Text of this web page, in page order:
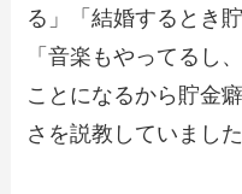
る」「結婚するとき
「音楽もやってるし
ことになるから貯金
さを説教していました